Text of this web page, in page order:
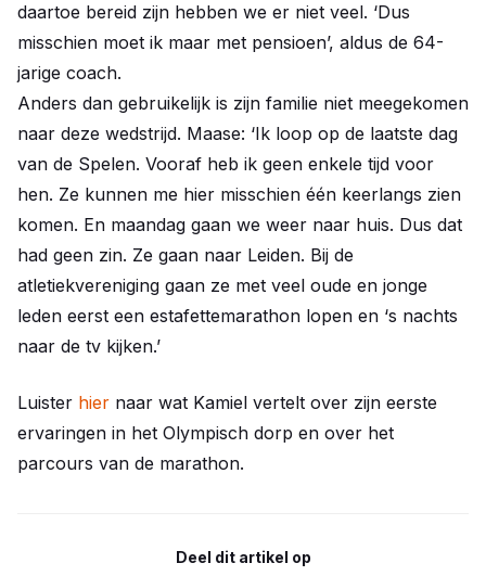
daartoe bereid zijn hebben we er niet veel. ‘Dus
misschien moet ik maar met pensioen’, aldus de 64-
jarige coach.
Anders dan gebruikelijk is zijn familie niet meegekomen
naar deze wedstrijd. Maase: ‘Ik loop op de laatste dag
van de Spelen. Vooraf heb ik geen enkele tijd voor
hen. Ze kunnen me hier misschien één keerlangs zien
komen. En maandag gaan we weer naar huis. Dus dat
had geen zin. Ze gaan naar Leiden. Bij de
atletiekvereniging gaan ze met veel oude en jonge
leden eerst een estafettemarathon lopen en ‘s nachts
naar de tv kijken.’
Luister hier naar wat Kamiel vertelt over zijn eerste
ervaringen in het Olympisch dorp en over het
parcours van de marathon.
Deel dit artikel op